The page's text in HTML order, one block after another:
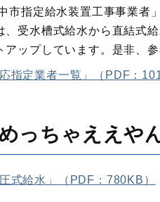
市指定給水装置工事事業者
、受水槽式給水から直結式
ップしています。是非、参
指定業者一覧」（PDF：
ちゃええやん
式給水」（PDF：780KB）